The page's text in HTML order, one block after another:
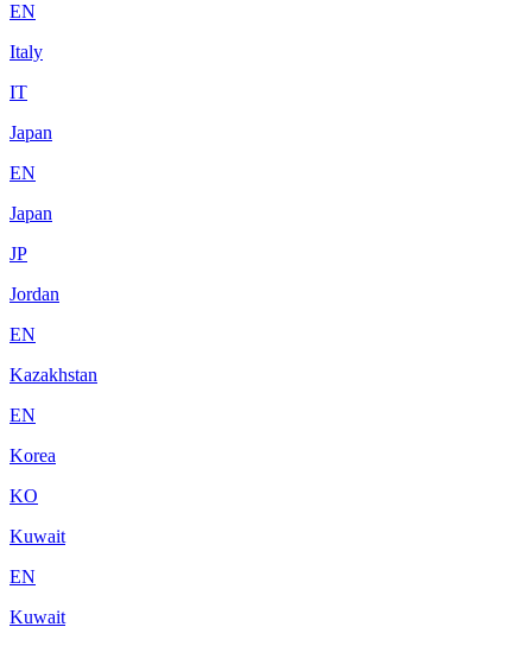
EN
Italy
IT
Japan
EN
Japan
JP
Jordan
EN
Kazakhstan
EN
Korea
KO
Kuwait
EN
Kuwait